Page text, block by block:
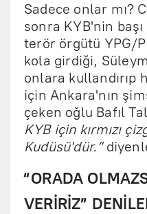
Sadece onlar mı?
sonra KYB'nin
terör örgütü YPG/
kola girdiği,
onlara kullandırıp
için Ankara'nın
çeken oğlu Bafıl
KYB için kırmızı
Kudüsü'dür.”
“ORADA
VERİRİZ”